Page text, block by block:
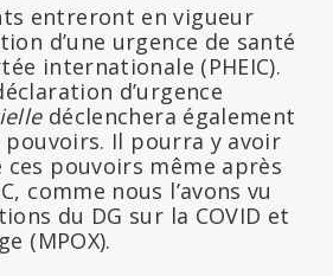
entreront en vigueur
d’une urgence de santé
internationale (PHEIC).
d’urgence
déclenchera également
pouvoirs. Il pourra y avoir
pouvoirs même après
comme nous l’avons vu
du DG sur la COVID et
(MPOX).